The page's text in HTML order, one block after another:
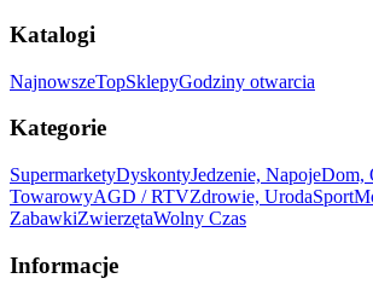
Katalogi
NajnowszeTopSklepyGodziny otwarcia
Kategorie
SupermarketyDyskontyJedzenie, NapojeDom,
TowarowyAGD / RTVZdrowie, UrodaSport
ZabawkiZwierzętaWolny Czas
Informacje